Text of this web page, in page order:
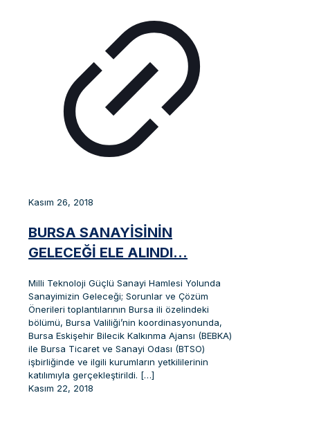
Kasım 26, 2018
BURSA SANAYİSİNİN
GELECEĞİ ELE ALINDI…
Milli Teknoloji Güçlü Sanayi Hamlesi Yolunda
Sanayimizin Geleceği; Sorunlar ve Çözüm
Önerileri toplantılarının Bursa ili özelindeki
bölümü, Bursa Valiliği’nin koordinasyonunda,
Bursa Eskişehir Bilecik Kalkınma Ajansı (BEBKA)
ile Bursa Ticaret ve Sanayi Odası (BTSO)
işbirliğinde ve ilgili kurumların yetkililerinin
katılımıyla gerçekleştirildi. […]
Kasım 22, 2018